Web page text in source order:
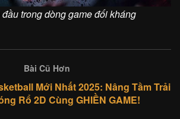
đầu trong dòng game đối kháng
Bài Cũ Hơn
Mới Nhất 2025: Nâng Tầm Trải
Rổ 2D Cùng GHIỀN GAME!